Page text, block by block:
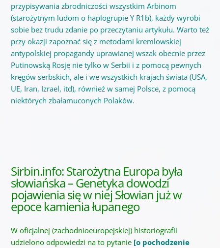
przypisywania zbrodniczości wszystkim Arbinom
(starożytnym ludom o haplogrupie Y R1b), każdy wyrobi
sobie bez trudu zdanie po przeczytaniu artykułu. Warto też
przy okazji zapoznać się z metodami kremlowskiej
antypolskiej propagandy uprawianej wszak obecnie przez
Putinowską Rosję nie tylko w Serbii i z pomocą pewnych
kręgów serbskich, ale i we wszystkich krajach świata (USA,
UE, Iran, Izrael, itd), również w samej Polsce, z pomocą
niektórych zbałamuconych Polaków.
Sirbin.info: Starożytna Europa była
słowiańska – Genetyka dowodzi
pojawienia się w niej Słowian już w
epoce kamienia łupanego
W oficjalnej (zachodnioeuropejskiej) historiografii
udzielono odpowiedzi na to pytanie [o pochodzenie